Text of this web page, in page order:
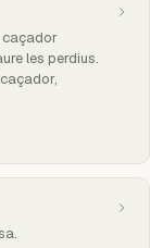
caçador
les perdius.